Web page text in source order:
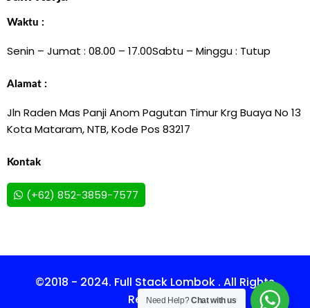
Waktu :
Senin – Jumat : 08.00 – 17.00Sabtu – Minggu : Tutup
Alamat :
Jln Raden Mas Panji Anom Pagutan Timur Krg Buaya No 13
Kota Mataram, NTB, Kode Pos 83217
Kontak
(+62) 852-3859-7577
©2018 - 2024. Full Stack Lombok . All Rights
Reserved.
Need Help?Chat with us